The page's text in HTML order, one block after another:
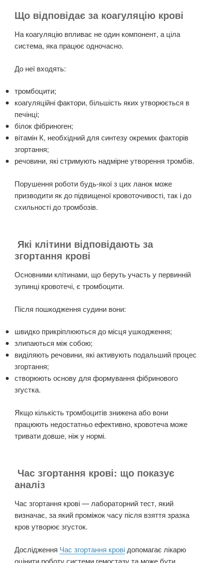
Що відповідає за коагуляцію крові
На коагуляцію впливає не один компонент, а ціла
система, яка працює одночасно.
До неї входять:
тромбоцити;
коагуляційні фактори, більшість яких утворюється в
печінці;
білок фібриноген;
вітамін К, необхідний для синтезу окремих факторів
згортання;
речовини, які стримують надмірне утворення тромбів.
Порушення роботи будь-якої з цих ланок може
призводити як до підвищеної кровоточивості, так і до
схильності до тромбозів.
Які клітини відповідають за
згортання крові
Основними клітинами, що беруть участь у первинній
зупинці кровотечі, є тромбоцити.
Після пошкодження судини вони:
швидко прикріплюються до місця ушкодження;
злипаються між собою;
виділяють речовини, які активують подальший процес
згортання;
створюють основу для формування фібринового
згустка.
Якщо кількість тромбоцитів знижена або вони
працюють недостатньо ефективно, кровотеча може
тривати довше, ніж у нормі.
Час згортання крові: що показує
аналіз
Час згортання крові — лабораторний тест, який
визначає, за який проміжок часу після взяття зразка
кров утворює згусток.
Дослідження Час згортання крові допомагає лікарю
оцінити роботу системи гемостазу та може бути